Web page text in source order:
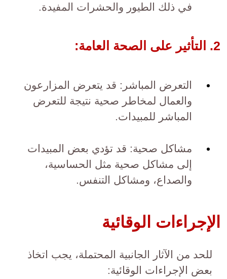
في ذلك الطيور والحشرات المفيدة.
2. التأثير على الصحة العامة:
التعرض المباشر: قد يتعرض المزارعون
والعمال لمخاطر صحية نتيجة للتعرض
المباشر للمبيدات.
مشاكل صحية: قد تؤدي بعض المبيدات
إلى مشاكل صحية مثل الحساسية،
والصداع، ومشاكل التنفس.
الإجراءات الوقائية
للحد من الآثار الجانبية المحتملة، يجب اتخاذ
بعض الإجراءات الوقائية: